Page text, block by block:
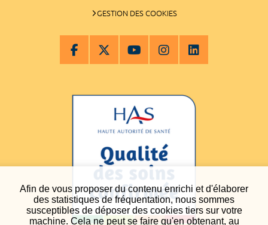
Afin de vous proposer du contenu enrichi et d'élaborer
des statistiques de fréquentation, nous sommes
susceptibles de déposer des cookies tiers sur votre
machine. Cela ne peut se faire qu'en obtenant, au
GESTION DES COOKIES